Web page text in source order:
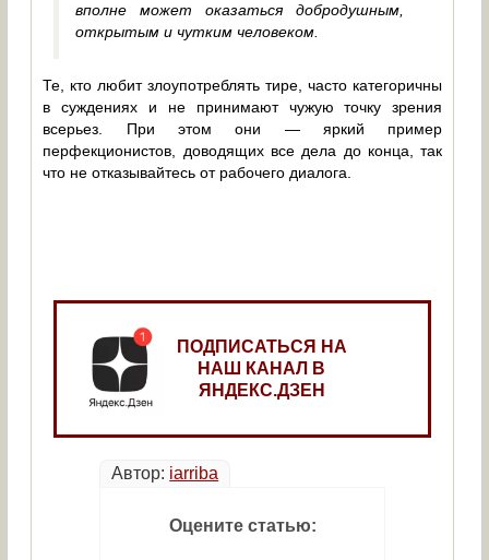
вполне может оказаться добродушным,
открытым и чутким человеком.
Те, кто любит злоупотреблять тире, часто категоричны
в суждениях и не принимают чужую точку зрения
всерьез. При этом они ― яркий пример
перфекционистов, доводящих все дела до конца, так
что не отказывайтесь от рабочего диалога.
ПОДПИСАТЬСЯ НА
НАШ КАНАЛ В
ЯНДЕКС.ДЗЕН
Автор: iarriba
Оцените статью: